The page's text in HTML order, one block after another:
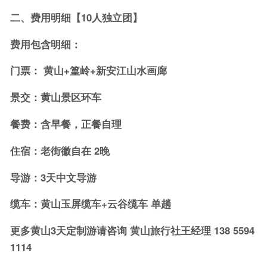
二、费用明细【10人独立团】
费用包含明细：
门票： 黄山+篁岭+新安江山水画廊
景交：黄山景区环车
餐费：含早餐，正餐自理
住宿：老街徽自在 2晚
导游：3天中文导游
缆车：黄山玉屏缆车+云谷缆车 单趟
更多黄山3天定制游请咨询 黄山旅行社王经理 138 5594
1114